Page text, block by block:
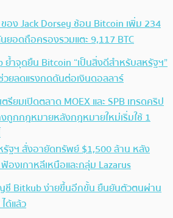
อง Jack Dorsey ช้อน Bitcoin เพิ่ม 234
ยอดถือครองรวมแตะ 9,117 BTC
ย้ำจุดยืน Bitcoin “เป็นสิ่งดีสำหรับสหรัฐฯ”
วยลดแรงกดดันต่อเงินดอลลาร์
ตรียมเปิดตลาด MOEX และ SPB เทรดคริป
ถูกกฎหมายหลังกฎหมายใหม่เริ่มใช้ 1
รัฐฯ สั่งอายัดทรัพย์ $1,500 ล้าน หลัง
องเกาหลีเหนือและกลุ่ม Lazarus
ชี Bitkub ง่ายขึ้นอีกขั้น ยืนยันตัวตนผ่าน
ด้แล้ว